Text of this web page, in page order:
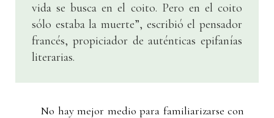
vida se busca en el coito. Pero en el coito
sólo estaba la muerte”, escribió el pensador
francés, propiciador de auténticas epifanías
literarias.
No hay mejor medio para familiarizarse con